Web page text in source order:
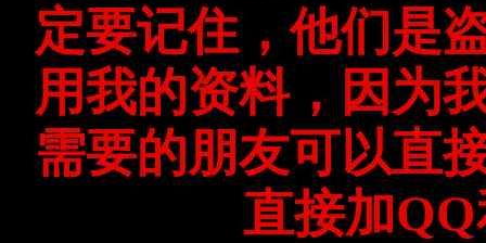
定要记住，他们是
用我的资料，因为
需要的朋友可以直
直接加